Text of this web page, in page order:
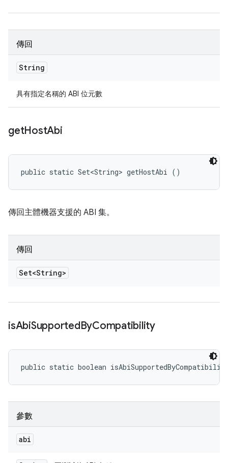
傳回
String
具有指定名稱的 ABI 位元數
getHostAbi
public static Set<String> getHostAbi ()
傳回主體機器支援的 ABI 集。
傳回
Set<String>
isAbiSupportedByCompatibility
public static boolean
參數
abi